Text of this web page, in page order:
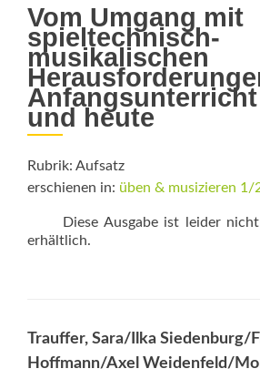
Vom Umgang mit
spieltechnisch-
musikalischen
und heute
Rubrik: Aufsatz
erschienen in: üben & musizieren 1/
Diese Ausgabe ist leider nicht
erhältlich.
Trauffer, Sara/Ilka Siedenburg/
Hoffmann/Axel Weidenfeld/